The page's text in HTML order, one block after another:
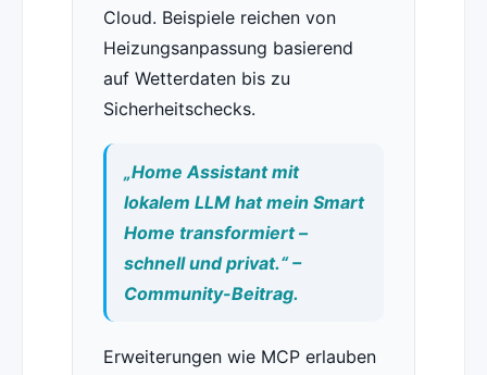
Cloud. Beispiele reichen von
Heizungsanpassung basierend
auf Wetterdaten bis zu
Sicherheitschecks.
„Home Assistant mit
lokalem LLM hat mein Smart
Home transformiert –
schnell und privat.“ –
Community-Beitrag.
Erweiterungen wie MCP erlauben